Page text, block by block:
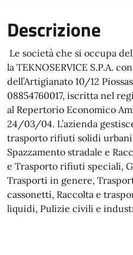
Descrizione
Le società che si occupa
la TEKNOSERVICE S.P.A.
dell’Artigianato 10/12
08854760017, iscritta nel
al Repertorio Economico
24/03/04. L’azienda
trasporto rifiuti solidi
Spazzamento stradale e
e Trasporto rifiuti speciali,
Trasporti in genere,
cassonetti, Raccolta e
liquidi, Pulizie civili e